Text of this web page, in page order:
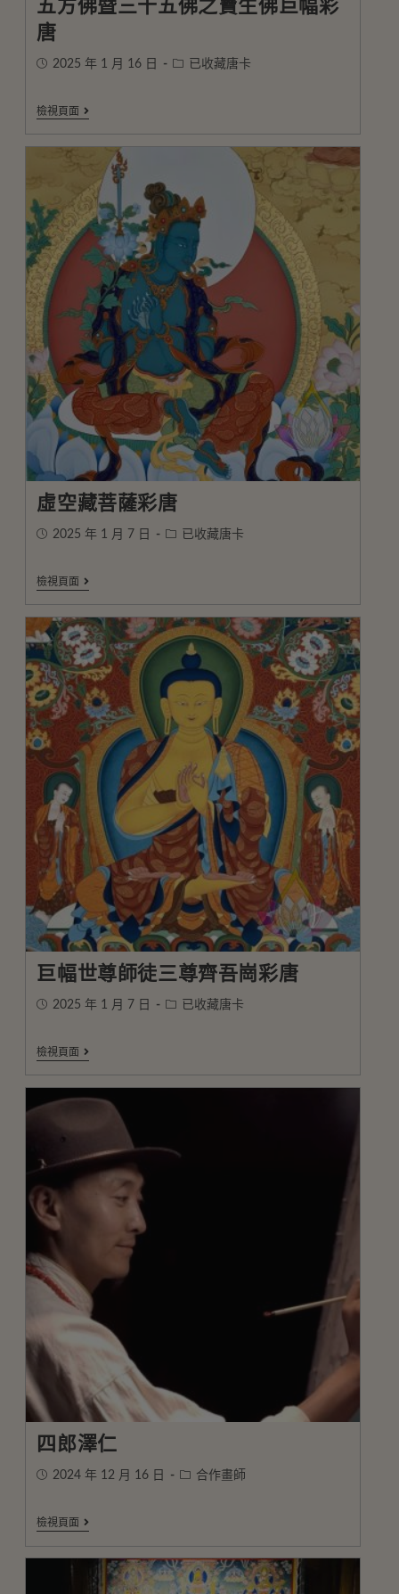
五方佛暨三十五佛之寶生佛巨幅彩
唐
2025 年 1 月 16 日 已收藏唐卡
檢視頁面
虛空藏菩薩彩唐
2025 年 1 月 7 日 已收藏唐卡
檢視頁面
巨幅世尊師徒三尊齊吾崗彩唐
2025 年 1 月 7 日 已收藏唐卡
檢視頁面
四郎澤仁
2024 年 12 月 16 日 合作畫師
檢視頁面